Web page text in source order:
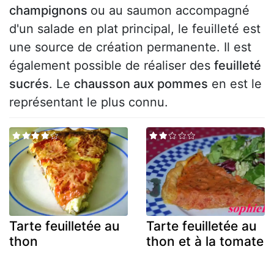
champignons ou au saumon accompagné
d'un salade en plat principal, le feuilleté est
une source de création permanente. Il est
également possible de réaliser des feuilleté
sucrés. Le chausson aux pommes en est le
représentant le plus connu.
Tarte feuilletée au
thon
Tarte feuilletée au
thon et à la tomate